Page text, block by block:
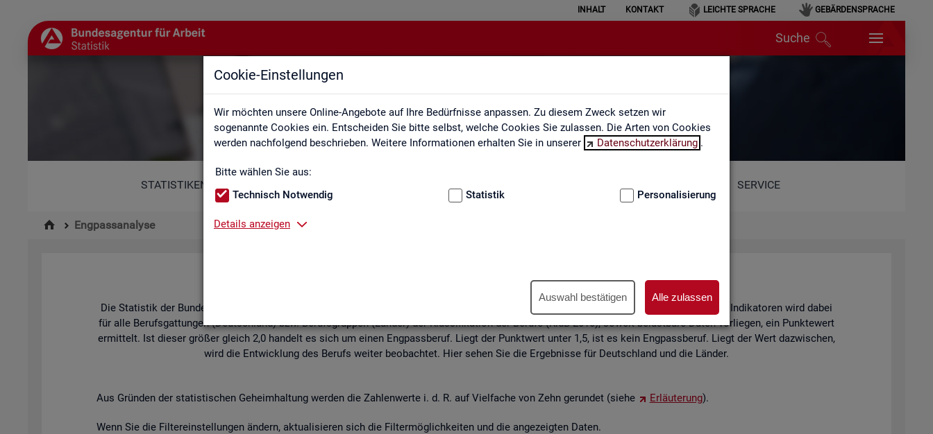
Cookie-Einstellungen
Wir möchten unsere Online-Angebote auf Ihre Bedürfnisse anpassen. Zu diesem Zweck setzen wir
sogenannte Cookies ein. Entscheiden Sie bitte selbst, welche Cookies Sie zulassen. Die Arten von Cookies
werden nachfolgend beschrieben. Weitere Informationen erhalten Sie in unserer
Datenschutzerklärung .
Bitte wählen Sie aus:
Technisch Notwendig
Statistik Personalisierung
Details anzeigen
Auswahl bestätigen Alle zulassen
INHALT KONTAKT LEICHTE SPRACHE GEBÄRDENSPRACHE
Suche
Engpassanalyse
STATISTIKEN SERVICE
Engpassanalyse
Eng­pass­ana­ly­se
Die Sta­tis­tik der Bun­des­agen­tur für Ar­beit be­wer­tet ein­mal jähr­lich die Fach­kräf­te­si­tua­ti­on am Ar­beits­markt. An­hand von 6 sta­tis­ti­schen In­di­ka­to­ren wird dabei
für alle Be­rufs­gat­tun­gen (Deutsch­land) bzw. Be­rufs­grup­pen (Län­der) der Klas­si­fi­ka­ti­on der Be­ru­fe (KldB 2010), so­weit be­last­ba­re Daten vor­lie­gen, ein Punk­te­wert
er­mit­telt. Ist die­ser grö­ßer gleich 2,0 han­delt es sich um einen Eng­pass­be­ruf. Liegt der Punkt­wert unter 1,5, ist es kein Eng­pass­be­ruf. Liegt der Wert da­zwi­schen,
wird die Ent­wick­lung des Be­rufs wei­ter be­ob­ach­tet. Hier sehen Sie die Er­geb­nis­se für Deutsch­land und die Län­der.
Aus Grün­den der sta­tis­ti­schen Ge­heim­hal­tung wer­den die Zah­len­wer­te i. d. R. auf Viel­fa­che von Zehn ge­run­det (siehe Er­läu­te­rung).
Wenn Sie die Fil­ter­ein­stel­lun­gen än­dern, ak­tua­li­sie­ren sich die Fil­ter­mög­lich­kei­ten und die an­ge­zeig­ten Daten.